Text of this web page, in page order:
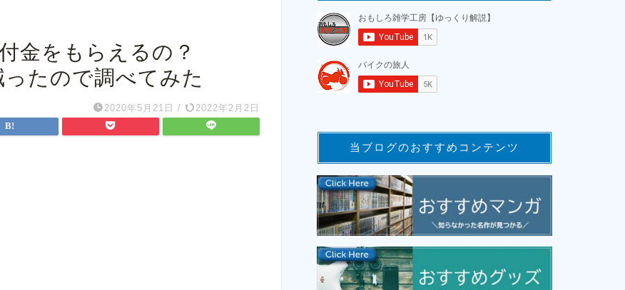
金をもらえるの？
たので調べてみた
2020年5月21日 / 2022年2月2日
当ブログのおすすめコンテンツ